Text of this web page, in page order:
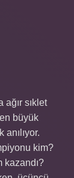
sıklet
büyük
kim?
kazandı?